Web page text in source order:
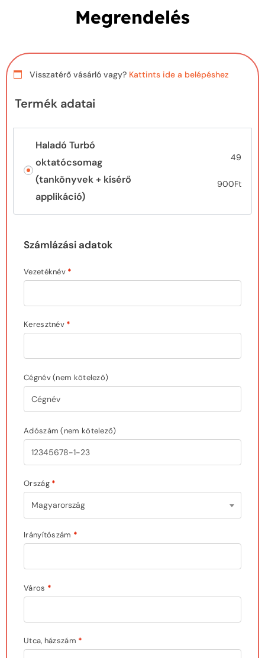
Megrendelés
Visszatérő vásárló vagy? Kattints ide a belépéshez
Termék adatai
Haladó Turbó
oktatócsomag
(tankönyvek + kísérő
applikáció)
49
900Ft
Számlázási adatok
Vezetéknév *
Keresztnév *
Cégnév(nem kötelező)
Adószám(nem kötelező)
Ország *
Magyarország
Irányítószám *
Város *
Utca, házszám *